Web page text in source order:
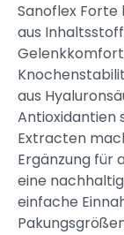
Sanoflex
aus
aus
Antioxidantien
Extracten
Ergänzung für
eine
einfache